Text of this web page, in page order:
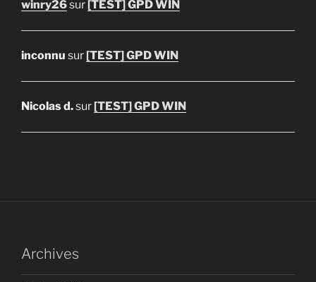
winry26sur [TEST] GPD WIN
inconnu sur [TEST] GPD WIN
Nicolas d.sur [TEST] GPD WIN
Archives